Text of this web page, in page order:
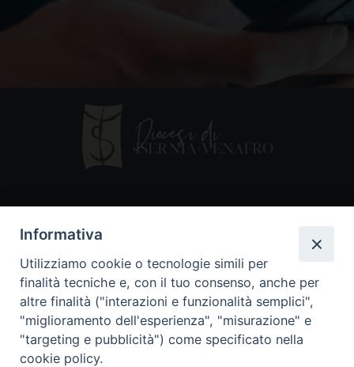
86170 Isernia
086550849
segreteria@diocesiiserniavenafro.it
I nostri social
Informativa
Utilizziamo cookie o tecnologie simili per
finalità tecniche e, con il tuo consenso, anche per
altre finalità ("interazioni e funzionalità semplici",
"miglioramento dell'esperienza", "misurazione" e
"targeting e pubblicità") come specificato nella
cookie policy.